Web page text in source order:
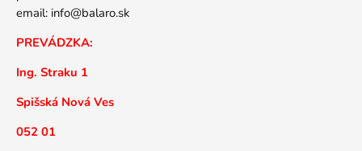
email: info@balaro.sk
PREVÁDZKA:
Ing. Straku 1
Spišská Nová Ves
052 01